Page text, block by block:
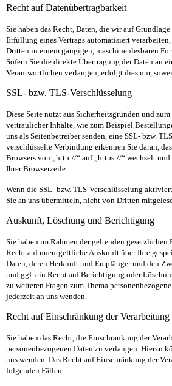
Recht auf Datenübertragbarkeit
Sie haben das Recht, Daten, die wir auf
Erfüllung eines Vertrags automatisiert
Dritten in einem gängigen, maschinenlesbaren
Sofern Sie die direkte Übertragung der Daten an
Verantwortlichen verlangen, erfolgt dies nur,
SSL- bzw. TLS-Verschlüsselung
Diese Seite nutzt aus Sicherheitsgründen und
vertraulicher Inhalte, wie zum Beispiel
uns als Seitenbetreiber senden, eine SSL- bzw.
verschlüsselte Verbindung erkennen Sie daran,
Browsers von „http://“ auf „https://“ wechselt
Ihrer Browserzeile.
Wenn die SSL- bzw. TLS-Verschlüsselung
Sie an uns übermitteln, nicht von Dritten
Auskunft, Löschung und Berichtigung
Sie haben im Rahmen der geltenden gesetzlichen
Recht auf unentgeltliche Auskunft über Ihre
Daten, deren Herkunft und Empfänger und den
und ggf. ein Recht auf Berichtigung oder
zu weiteren Fragen zum Thema
jederzeit an uns wenden.
Recht auf Einschränkung der Verarbeitung
Sie haben das Recht, die Einschränkung der
personenbezogenen Daten zu verlangen. Hierzu
uns wenden. Das Recht auf Einschränkung der
folgenden Fällen: